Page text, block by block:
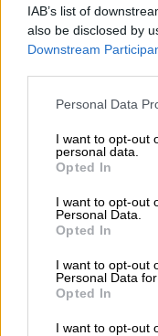
IAB’s list of
also be disclosed by
Downstream
Please note that this
not limited to your
grant or deny
use your data for
consent section.
Personal Data
I want to opt-out
personal data.
Opted In
I want to opt-out
Personal Data.
Opted In
I want to opt-out
Personal Data
Opted In
I want to opt-out
Παράλληλα, ο
ανακοινώνει
Πρωθυπουργό
και φακέλωμα
της
ΠΣ έθεταν
τον κ.
κοινοβούλιο (
mitsotakis-se-
no2-tha-ton-
gryllakis/). Όπως